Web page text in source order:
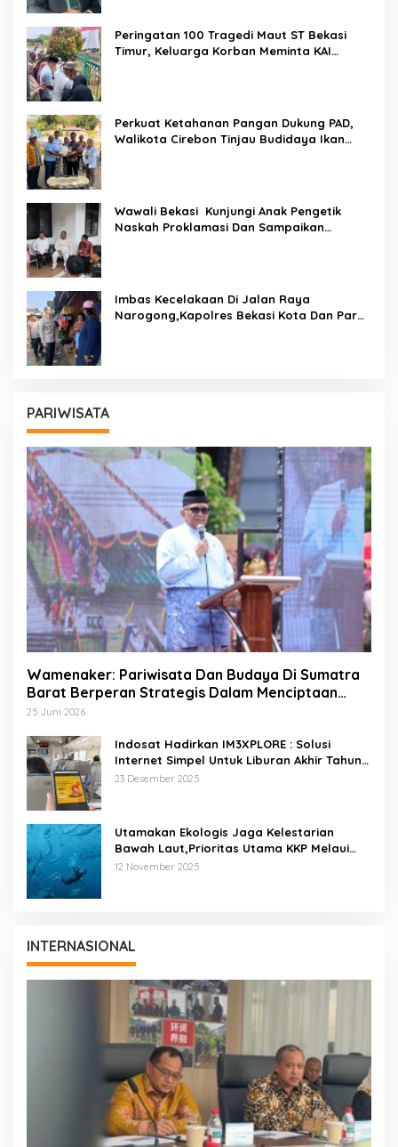
Peringatan 100 Tragedi Maut ST Bekasi
Timur, Keluarga Korban Meminta KAI
Perkuat Ketahanan Pangan Dukung PAD,
Walikota Cirebon Tinjau Budidaya Ikan
Wawali Bekasi Kunjungi Anak Pengetik
Naskah Proklamasi Dan Sampaikan
Imbas Kecelakaan Di Jalan Raya
Narogong,Kapolres Bekasi Kota Dan Para
PARIWISATA
Wamenaker: Pariwisata Dan Budaya Di Sumatra
Barat Berperan Strategis Dalam Menciptaan
Lapangan Kerja
25 Juni 2026
Indosat Hadirkan IM3XPLORE : Solusi
Internet Simpel Untuk Liburan Akhir Tahun
Ke Destinasi Wisata Domestik Dan Trip Luar
23 Desember 2025
Utamakan Ekologis Jaga Kelestarian
Bawah Laut,Prioritas Utama KKP Melaui
Pariwisata Laut Diving Jadi Ekonomi Biru
12 November 2025
INTERNASIONAL